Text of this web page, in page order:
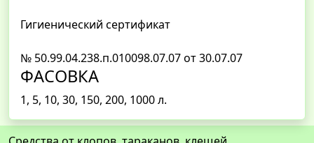
Гигиенический сертификат
№ 50.99.04.238.п.010098.07.07 от 30.07.07
ФАСОВКА
1, 5, 10, 30, 150, 200, 1000 л.